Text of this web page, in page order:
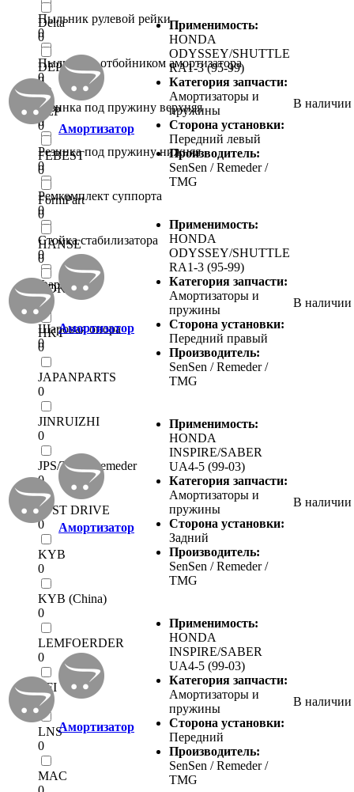
Пыльник рулевой рейки
0
Пыльник с отбойником амортизатора
0
Резинка под пружину верхняя
0
Резинка под пружину нижняя
0
Ремкомплект суппорта
0
Стойка стабилизатора
0
Фара левая
0
Шаровая опора
0
Delta
0
DEPO
0
EEP
0
FEBEST
0
FormPart
0
HANSE
0
HDK
0
HKT
0
JAPANPARTS
0
JINRUIZHI
0
JPS/TMG/Remeder
0
JUST DRIVE
0
KYB
0
KYB (China)
0
LEMFOERDER
0
LFI
0
LNS
0
MAC
Амортизатор
Применимость:
HONDA
ODYSSEY/SHUTTLE
RA1-3 (95-99)
Категория запчасти:
Амортизаторы и
пружины
Сторона установки:
Передний левый
Производитель:
SenSen / Remeder /
TMG
В наличии
Амортизатор
Применимость:
HONDA
ODYSSEY/SHUTTLE
RA1-3 (95-99)
Категория запчасти:
Амортизаторы и
пружины
Сторона установки:
Передний правый
Производитель:
SenSen / Remeder /
TMG
В наличии
Амортизатор
Применимость:
HONDA
INSPIRE/SABER
UA4-5 (99-03)
Категория запчасти:
Амортизаторы и
пружины
Сторона установки:
Задний
Производитель:
SenSen / Remeder /
TMG
В наличии
Амортизатор
Применимость:
HONDA
INSPIRE/SABER
UA4-5 (99-03)
Категория запчасти:
Амортизаторы и
пружины
Сторона установки:
Передний
Производитель:
SenSen / Remeder /
TMG
В наличии